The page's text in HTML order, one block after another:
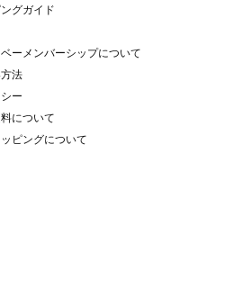
グガイド
ーメンバーシップについて
法
ー
について
ピングについて